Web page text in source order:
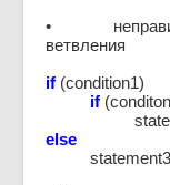
•
ветвления
if (condition1)
if
else